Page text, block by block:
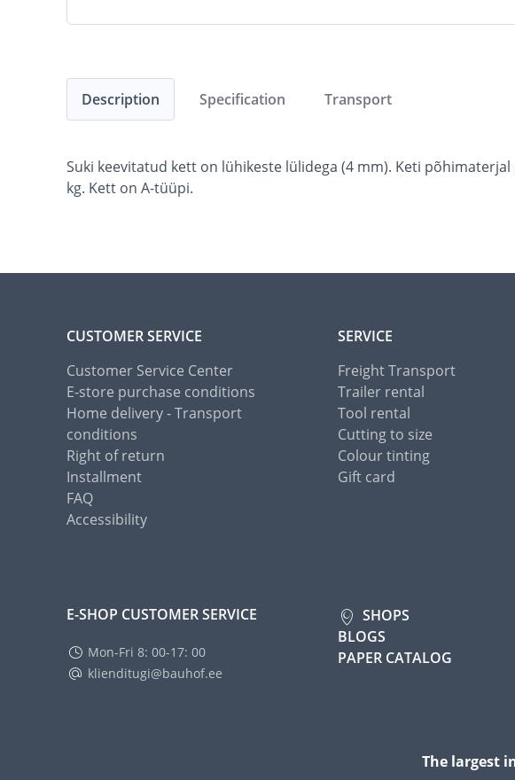
Description
Suki keevitatud kett on lühikeste lülidega (4 mm). Keti
kg. Kett on A-tüüpi.
Specification Transport
CUSTOMER SERVICE
Customer Service Center
E-store purchase conditions
Home delivery - Transport
conditions
Right of return
Installment
FAQ
Accessibility
SERVICE
Freight Transport
Trailer rental
Tool rental
Cutting to size
Colour tinting
Gift card
E-SHOP CUSTOMER SERVICE
Mon-Fri 8: 00-17: 00
klienditugi@bauhof.ee
SHOPS
BLOGS
PAPER CATALOG
The largest